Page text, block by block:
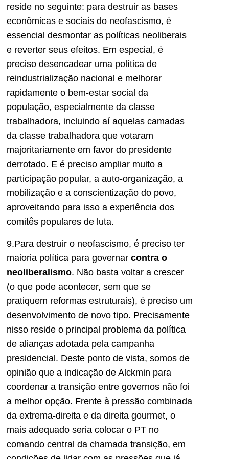
reside no seguinte: para destruir as bases
econômicas e sociais do neofascismo, é
essencial desmontar as políticas neoliberais
e reverter seus efeitos. Em especial, é
preciso desencadear uma política de
reindustrialização nacional e melhorar
rapidamente o bem-estar social da
população, especialmente da classe
trabalhadora, incluindo aí aquelas camadas
da classe trabalhadora que votaram
majoritariamente em favor do presidente
derrotado. E é preciso ampliar muito a
participação popular, a auto-organização, a
mobilização e a conscientização do povo,
aproveitando para isso a experiência dos
comitês populares de luta.
9.Para destruir o neofascismo, é preciso ter
maioria política para governar contra o
neoliberalismo. Não basta voltar a crescer
(o que pode acontecer, sem que se
pratiquem reformas estruturais), é preciso um
desenvolvimento de novo tipo. Precisamente
nisso reside o principal problema da política
de alianças adotada pela campanha
presidencial. Deste ponto de vista, somos de
opinião que a indicação de Alckmin para
coordenar a transição entre governos não foi
a melhor opção. Frente à pressão combinada
da extrema-direita e da direita gourmet, o
mais adequado seria colocar o PT no
comando central da chamada transição, em